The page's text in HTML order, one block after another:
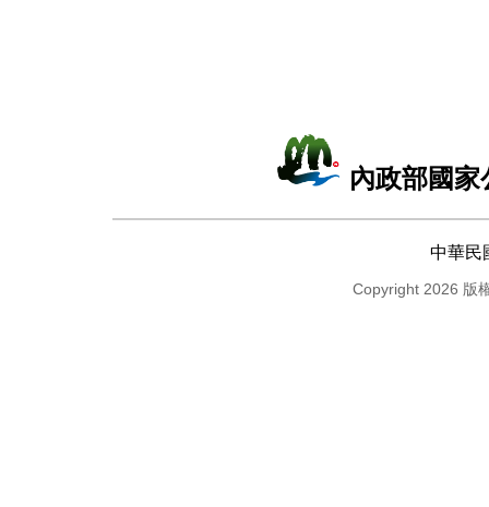
內政部國
中華民
Copyright 2026 版